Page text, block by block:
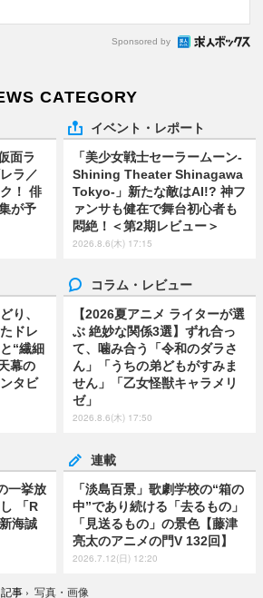
Sponsored by
CATEGORY
面ラ
ラ／
！ 俳
が予
イベント・レポート
「美少女戦士セーラームーン-
Shining Theater Shinagawa
Tokyo-」新たな敵はAI!? 神フ
ァンサも健在で舞台初心者も
悶絶！＜第2期レビュー＞
2026.8.6(木) 17:15
り、
ドレ
“繊細
幕の
タビ
コラム・レビュー
【2026夏アニメ ライターが選
ぶ 絶妙な関係3選】ずれ合っ
て、噛み合う「令和のダラさ
ん」「うちの弟どもがすみま
せん」「乙女怪獣キャラメリ
ゼ」
2026.8.6(木) 17:50
一挙放
「R
海誠
連載
「淡島百景」歌劇学校の“箱の
中”であり続ける「去るもの」
「見送るもの」の景色【藤津
亮太のアニメの門V 132回】
2026.7.12(日) 12:20
記事 › 写真・画像